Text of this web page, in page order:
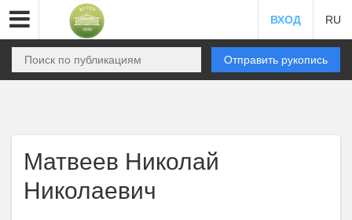
ВХОД RU
Отправить рукопись
Матвеев Николай
Николаевич